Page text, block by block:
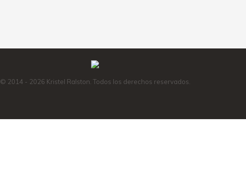
© 2014 - 2026 Kristel Ralston. Todos los derechos reservados.